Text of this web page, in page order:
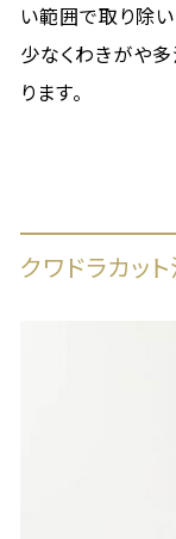
い範囲で取り除
少なくわきがや
ります。
クワドラカッ